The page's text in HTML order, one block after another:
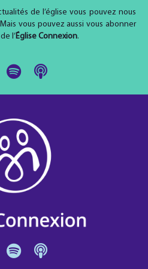
de l’église vous pouvez nous
vous pouvez aussi vous abonner
l’Église Connexion.